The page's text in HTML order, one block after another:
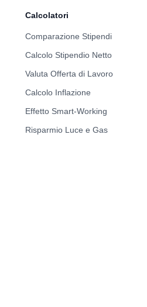
Calcolatori
Comparazione Stipendi
Calcolo Stipendio Netto
Valuta Offerta di Lavoro
Calcolo Inflazione
Effetto Smart-Working
Risparmio Luce e Gas